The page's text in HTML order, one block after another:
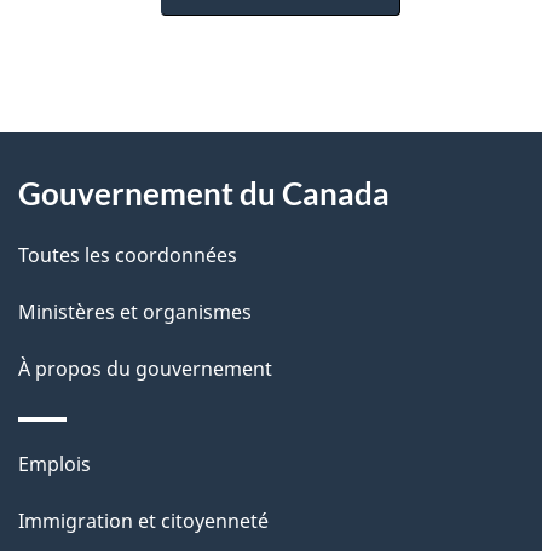
D
t
a
l
s
l
a
propos
ce
site
Gouvernement du Canada
Toutes les coordonnées
Ministères et organismes
À propos du gouvernement
Thèmes
sujets
Emplois
Immigration et citoyenneté